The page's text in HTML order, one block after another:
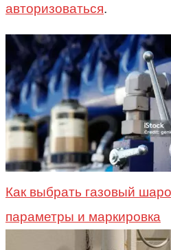
авторизоваться.
Как выбрать газовый
параметры и маркировка